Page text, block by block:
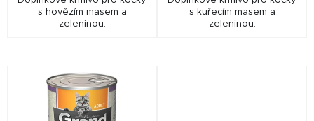
s hovězím masem a
zeleninou.
s kuřecím masem a
zeleninou.